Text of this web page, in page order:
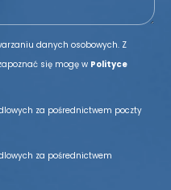
danych osobowych. Z
się mogę w Polityce
za pośrednictwem poczty
za pośrednictwem